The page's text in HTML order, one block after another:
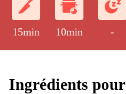
15min 10min -
Ingrédients pour